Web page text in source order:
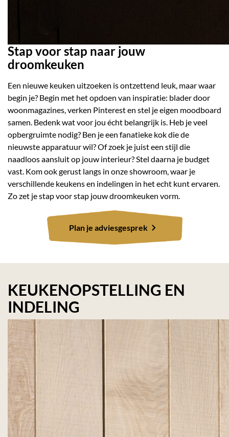
Stap voor stap naar jouw
droomkeuken
Een nieuwe keuken uitzoeken is ontzettend leuk, maar waar
begin je? Begin met het opdoen van inspiratie: blader door
woonmagazines, verken Pinterest en stel je eigen moodboard
samen. Bedenk wat voor jou écht belangrijk is. Heb je veel
opbergruimte nodig? Ben je een fanatieke kok die de
nieuwste apparatuur wil? Of zoek je juist een stijl die
naadloos aansluit op jouw interieur? Stel daarna je budget
vast. Kom ook gerust langs in onze showroom, waar je
verschillende keukens en indelingen in het echt kunt ervaren.
Zo zet je stap voor stap jouw droomkeuken vorm.
Plan je adviesgesprek
KEUKENOPSTELLING EN
INDELING